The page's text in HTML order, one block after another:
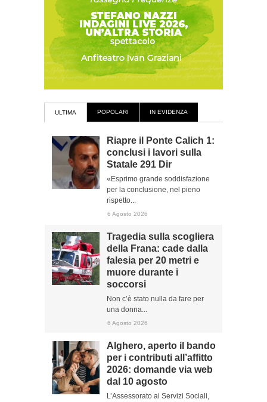
ULTIMA POPOLARI IN EVIDENZA
Riapre il Ponte Calich 1:
conclusi i lavori sulla
Statale 291 Dir
«Esprimo grande soddisfazione
per la conclusione, nel pieno
rispetto...
6 Agosto 2026
Tragedia sulla scogliera
della Frana: cade dalla
falesia per 20 metri e
muore durante i
soccorsi
Non c’è stato nulla da fare per
una donna...
6 Agosto 2026
Alghero, aperto il bando
per i contributi all’affitto
2026: domande via web
dal 10 agosto
L’Assessorato ai Servizi Sociali,